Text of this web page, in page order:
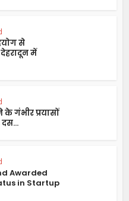
से
में
के गंभीर प्रयासों
दस...
Awarded
in Startup